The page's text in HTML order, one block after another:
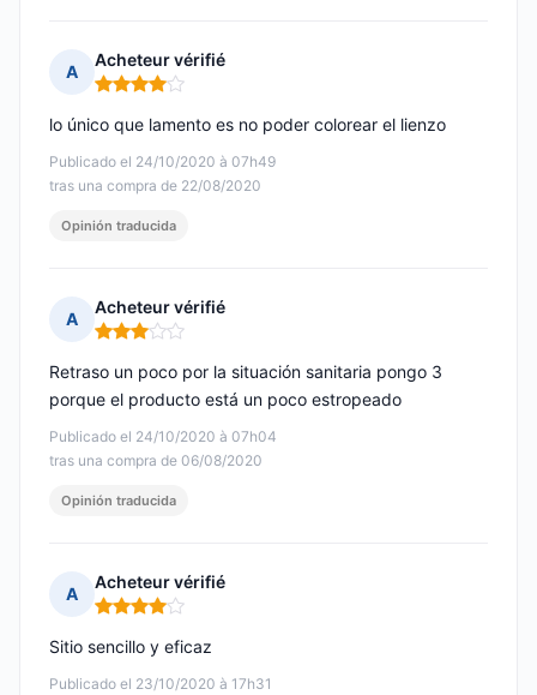
A
Acheteur vérifié
Nota: 4 de 5
Publicado el 24/10/2020 à 07h49
tras una compra de 22/08/2020
lo único que lamento es no poder colorear el lienzo
Opinión traducida
A
Acheteur vérifié
Nota: 3 de 5
Publicado el 24/10/2020 à 07h04
tras una compra de 06/08/2020
Retraso un poco por la situación sanitaria pongo 3
porque el producto está un poco estropeado
Opinión traducida
A
Acheteur vérifié
Nota: 4 de 5
Publicado el 23/10/2020 à 17h31
Sitio sencillo y eficaz